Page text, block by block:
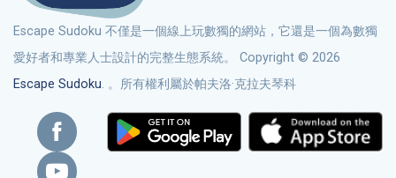
Escape Sudoku 不僅是一個線上玩數獨的網站，它還是一個為數獨
愛好者和專業人士設計的完整生態系統。 Copyright © 2026
Escape Sudoku. 。所有權利屬於帕夫洛·克拉夫琴科